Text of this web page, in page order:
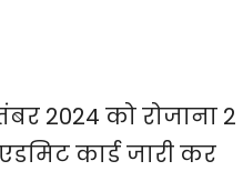
2024 को रोजाना 2
कार्ड जारी कर